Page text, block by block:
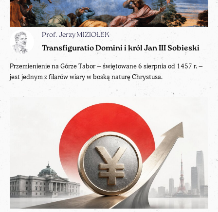
Prof. Jerzy MIZIOŁEK
Transfiguratio Domini i król Jan III Sobieski
Przemienienie na Górze Tabor – świętowane 6 sierpnia od 1457 r. –
jest jednym z filarów wiary w boską naturę Chrystusa.